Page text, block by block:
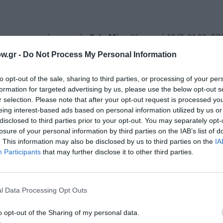
- Do Not Process My Personal Information
opt-out of the sale, sharing to third parties, or processing of your
for targeted advertising by us, please use the below opt-out
selection. Please note that after your opt-out request is processed
interest-based ads based on personal information utilized by us
to third parties prior to your opt-out. You may separately
of your personal information by third parties on the IAB’s list of
This information may also be disclosed by us to third parties on the
Participants that may further disclose it to other third parties.
Data Processing Opt Outs
opt-out of the Sharing of my personal data.
η ρομαντική κομεντί«Solo Mio»(Κυριακή 19/7, 21:00,
στον πρωταγωνιστικό ρόλο. Όταν η μέλλουσα σύζυγός
μόνος του το ταξίδι του μέλιτος στην
και νέες εμπειρίες.
με Χρυσό Φοίνικα (78ο Φεστιβάλ Καννών) και
(Δευτέρα 20/7, 22:00, COSMOTE CINEMA 2). Μετά
στο πρόσωπο ενός αγνώστου τον βασανιστή του από το
TV, με τις μεταγλωττισμένες ταινίες
Θαλάσσιος Δράκος που δεν Ήξερε Κολύμπι»(Σάββατο
25/7, 19:20, COSMOTE CINEMA 1) να υπόσχονται
7, σε Α’ τηλεοπτική μετάδοση, τα ντοκιμαντέρ